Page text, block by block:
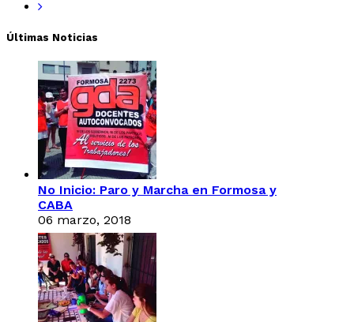
Últimas Noticias
No Inicio: Paro y Marcha en Formosa y
CABA
06 marzo, 2018